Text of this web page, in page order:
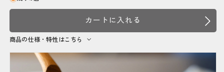
ニ
ー
ス
パ
ニ
ー
ス
パ
カートに入れる
商品の仕様・特性はこちら